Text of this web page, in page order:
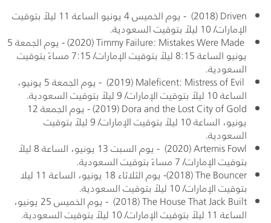
Driven
(2018) - يوم الخميس 4 يونيو الساعة 11 ليلاً بتوقيت
الإمارات/ 10 ليلاً بتوقيت السعودية.
Timmy Failure: Mistakes Were Made (2020) - يوم الجمعة 5
يونيو الساعة 8:15 ليلاً بتوقيت الإمارات/ 7:15 مساءً بتوقيت
السعودية.
Maleficent: Mistress of Evil (2019) - يوم الجمعة 5 يونيو،
الساعة 10 ليلاً بتوقيت الإمارات/ 9 ليلاً بتوقيت السعودية.
Dora and the Lost City of Gold (2019) - يوم الجمعة 12
يونيو، الساعة 10 ليلاً بتوقيت الإمارات/ 9 ليلاً بتوقيت
السعودية.
Artemis Fowl (2020) - يوم السبت 13 يونيو، الساعة 8 ليلاً
بتوقيت الإمارات/ 7 مساءً بتوقيت السعودية.
The Bouncer (2018)- يوم الثلاثاء 18 يونيو، الساعة 11 ليلا
بتوقيت الإمارات/ 10 ليلاً بتوقيت السعودية.
The House That Jack Built (2018) - يوم الخميس 25 يونيو،
الساعة 11 ليلاً بتوقيت الإمارات/ 10 ليلاً بتوقيت السعودية.